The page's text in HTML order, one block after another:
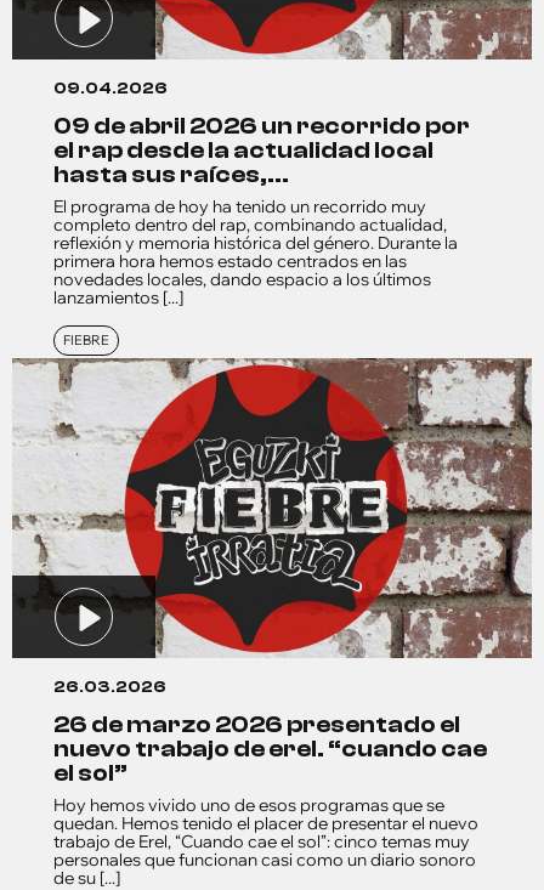
09.04.2026
09 de abril 2026 un recorrido por
el rap desde la actualidad local
hasta sus raíces,...
El programa de hoy ha tenido un recorrido muy
completo dentro del rap, combinando actualidad,
reflexión y memoria histórica del género. Durante la
primera hora hemos estado centrados en las
novedades locales, dando espacio a los últimos
lanzamientos [...]
FIEBRE
26.03.2026
26 de marzo 2026 presentado el
nuevo trabajo de erel. “cuando cae
el sol”
Hoy hemos vivido uno de esos programas que se
quedan. Hemos tenido el placer de presentar el nuevo
trabajo de Erel, “Cuando cae el sol”: cinco temas muy
personales que funcionan casi como un diario sonoro
de su [...]